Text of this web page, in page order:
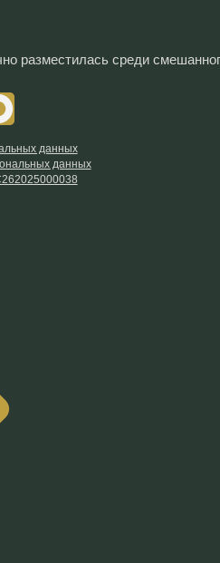
разместилась среди
данных
данных